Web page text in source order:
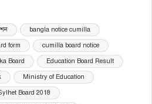
bangla notice cumilla
form cumilla board notice
Board Education Board Result
Ministry of Education
Board 2018